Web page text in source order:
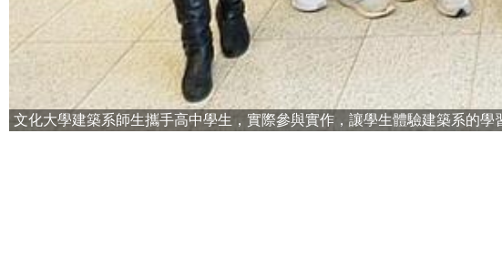
文化大學建築系師生攜手高中學生，實際參與實作，讓學生體驗建築系的學